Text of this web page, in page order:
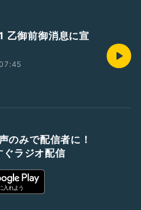
御前御消息に宣
のみで配信者に！
ぐラジオ配信